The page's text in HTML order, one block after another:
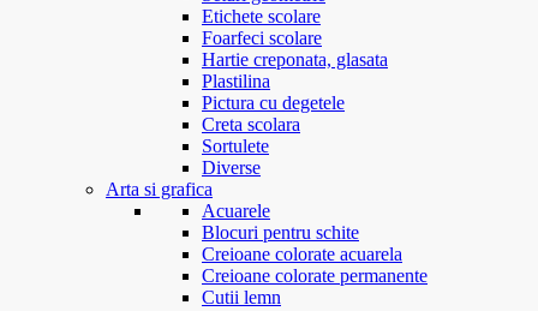
Etichete scolare
Foarfeci scolare
Hartie creponata, glasata
Plastilina
Pictura cu degetele
Creta scolara
Sortulete
Diverse
Arta si grafica
Acuarele
Blocuri pentru schite
Creioane colorate acuarela
Creioane colorate permanente
Cutii lemn